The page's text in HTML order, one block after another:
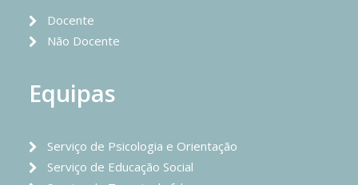
Docente
Não Docente
Equipas
Serviço de Psicologia e Orientação
Serviço de Educação Social